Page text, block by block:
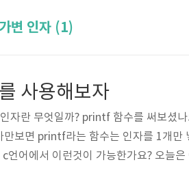
가변 인자 (1)
사용해보자
자란 무엇일까? printf 함수를 써보셨
보면 printf라는 함수는 인자를 1개만
어에서 이런것이 가능한가요? 오늘
의 원형 printf 함수의 원형을 찾아보